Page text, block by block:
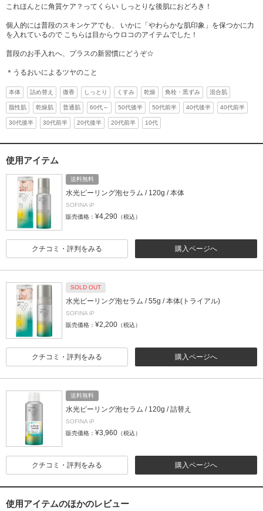
これほんとに角質ケア？ってくらい しっとりな後肌におどろき！
個人的には普段のスキンケアでも、 いかに「やわらかな肌印象」を保つかに力
を入れているので こちらは目からウロコのアイテムでした！
普段のお手入れへ、プラスの新習慣にどうぞ☆
＊うるおいによるツヤのこと
本体 詰め替え 微香 しっとり くすみ 乾燥 角栓・黒ずみ 混合肌
脂性肌 乾燥肌 普通肌 60代～ 50代後半 50代前半 40代後半 40代前半
30代後半 30代前半 20代後半 20代前半 10代
使用アイテム
送料無料
水光ピーリング泡セラム / 120g / 本体
SOFINA iP
販売価格： ¥4,290 （税込）
購入ページへ
クチコミ・評判をみる
SOLD OUT
水光ピーリング泡セラム / 55g / 本体(トライアル)
SOFINA iP
販売価格： ¥2,200 （税込）
購入ページへ
クチコミ・評判をみる
送料無料
水光ピーリング泡セラム / 120g / 詰替え
SOFINA iP
販売価格： ¥3,960 （税込）
購入ページへ
クチコミ・評判をみる
使用アイテムのほかのレビュー